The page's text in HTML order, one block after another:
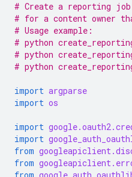
# Create a reporting
# for a content owner
# Usage example:
# python
# python
# python
import argparse
import os
import
import
from
from